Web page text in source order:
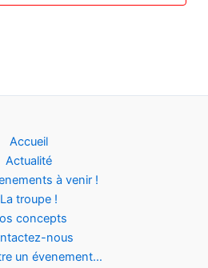
Accueil
Actualité
à venir !
La troupe !
concepts
nous
un évenement…